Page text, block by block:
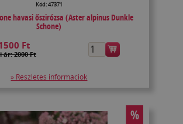
Kód: 47371
havasi őszirózsa (Aster alpinus Dunkle
Schone)
Ft
ár: 2000 Ft
» Részletes információk
%